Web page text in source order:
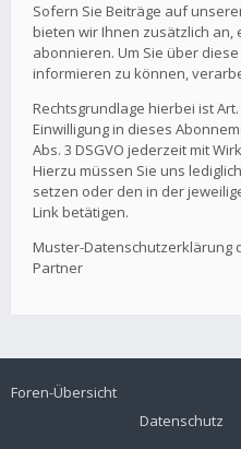
Sofern Sie Beiträge auf
bieten wir Ihnen zusätzlich an,
abonnieren. Um Sie über
informieren zu können,
Rechtsgrundlage hierbei ist Art.
Einwilligung in dieses
Abs. 3 DSGVO jederzeit mit
Hierzu müssen Sie uns
setzen oder den in der
Link betätigen.
Muster-Datenschutzerklärung
Partner
Foren-Übersicht
Datenschutz